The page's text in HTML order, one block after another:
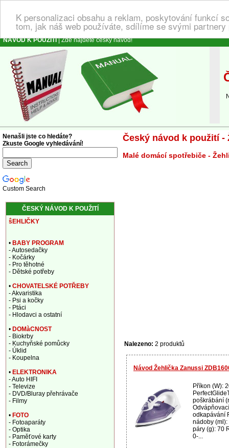
K personalizaci obsahu a reklam, poskytování funkcí
tom, jak náš web používáte, sdílíme se svými
NÁVOD K POUŽITÍ| Zde najdete český návod!
Český návod k použití -
Malé domácí spotřebiče -
Nalezeno: 2 produktů
Návod Žehlička Zanussi
Příkon (W):
poškrábání
odkapávání
nádoby
páry (g): 70
0-...
Nenašli jste co hledáte?
Zkuste Google vyhledávání!
Custom Search
ČESKÝ NÁVOD K POUŽITÍ
ŝEHLIČKY
• BABY PROGRAM
- Autosedačky
- Kočárky
- Pro těhotné
- Dětské potřeby
• CHOVATELSKÉ POTŘEBY
- Akvaristika
- Psi a kočky
- Ptáci
- Hlodavci a ostatní
• DOMàCNOST
- Biokrby
- Kuchyňské pomůcky
- Úklid
- Koupelna
• ELEKTRONIKA
- Auto HIFI
- Televize
- DVD/Bluray přehrávače
- Filmy
• FOTO
- Fotoaparáty
- Optika
- Paměťové karty
- Fotorámečky